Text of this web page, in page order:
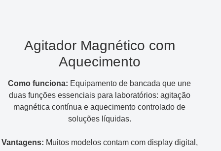
Agitador Magnético com
Aquecimento
Como funciona: Equipamento de bancada que une
duas funções essenciais para laboratórios: agitação
magnética contínua e aquecimento controlado de
soluções líquidas.
Vantagens: Muitos modelos contam com display digital,